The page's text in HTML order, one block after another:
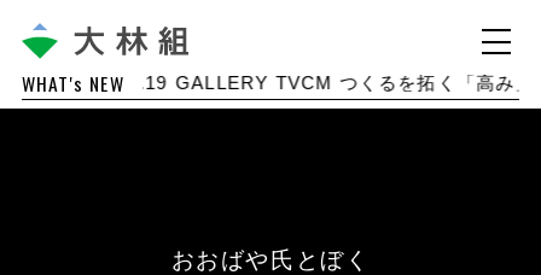
WHAT's NEW
2025.12.19 GALLERY TVCM つくるを拓く「高み」篇
おおばや氏とぼく